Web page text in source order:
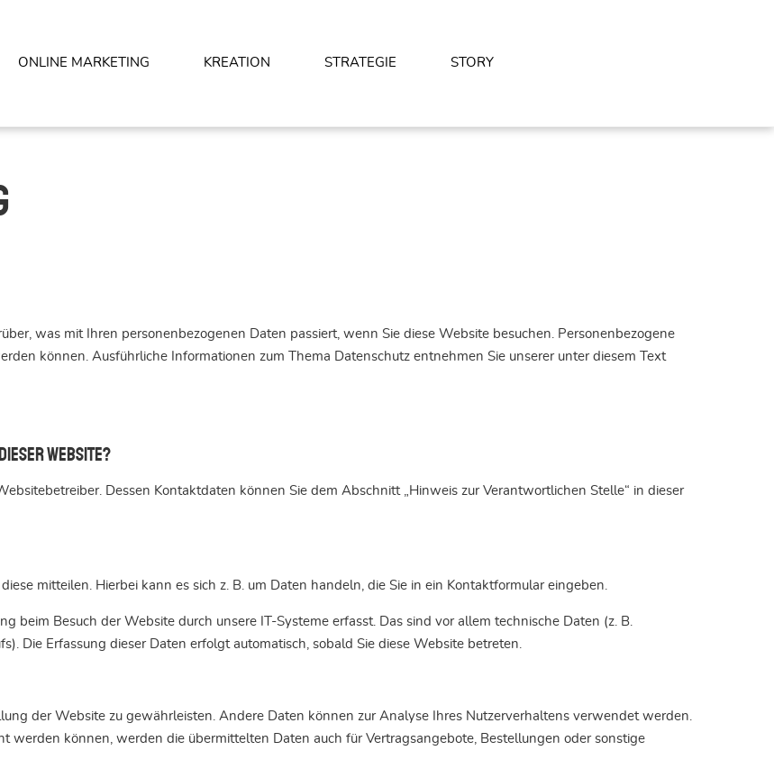
ONLINE MARKETING KREATION STRATEGIE STORY
was mit Ihren personenbezogenen Daten passiert, wenn Sie diese Website besuchen. Personenbezogene
können. Ausführliche Informationen zum Thema Datenschutz entnehmen Sie unserer unter diesem Text
Website?
Dessen Kontaktdaten können Sie dem Abschnitt „Hinweis zur Verantwortlichen Stelle“ in dieser
mitteilen. Hierbei kann es sich z. B. um Daten handeln, die Sie in ein Kontaktformular eingeben.
beim Besuch der Website durch unsere IT-Systeme erfasst. Das sind vor allem technische Daten (z. B.
Die Erfassung dieser Daten erfolgt automatisch, sobald Sie diese Website betreten.
der Website zu gewährleisten. Andere Daten können zur Analyse Ihres Nutzerverhaltens verwendet werden.
werden können, werden die übermittelten Daten auch für Vertragsangebote, Bestellungen oder sonstige